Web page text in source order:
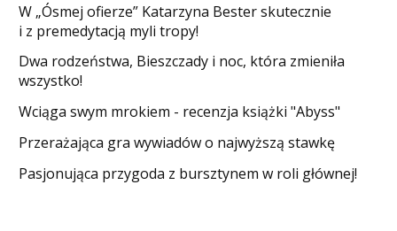
W „Ósmej ofierze” Katarzyna Bester skutecznie
i z premedytacją myli tropy!
Dwa rodzeństwa, Bieszczady i noc, która zmieniła
wszystko!
Wciąga swym mrokiem - recenzja książki "Abyss"
​Przerażająca gra wywiadów o najwyższą stawkę
Pasjonująca przygoda z bursztynem w roli głównej!